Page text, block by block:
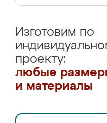
Изготовим по
проекту:
любые
и материалы